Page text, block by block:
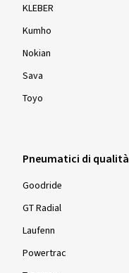
KLEBER
Kumho
Nokian
Sava
Toyo
Pneumatici di qualità
Goodride
GT Radial
Laufenn
Powertrac